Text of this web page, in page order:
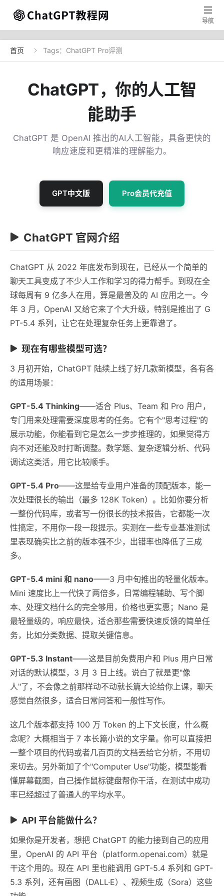

导航
首页  Tags：ChatGPT Pro评测
ChatGPT，你的人工智
能助手
ChatGPT 是 OpenAI 推出的AI人工智能，具备更快的
响应速度和更精准的理解能力。
GPT中文版 Pro会员代充值
ChatGPT 官网介绍
ChatGPT 从 2022 年底发布到现在，已经从一个简单的
聊天工具变成了不少人工作和学习的得力帮手。到现在全
球每周有 9 亿多人在用，算是最普及的 AI 应用之一。今
年 3 月，OpenAI 又给它来了个大升级，特别是推出了 G
PT-5.4 系列，让它在处理复杂任务上更靠谱了。
现在有哪些模型可选？
3 月初开始，ChatGPT 陆续上线了好几款新模型，各有各
的适用场景：
GPT-5.4 Thinking——适合 Plus、Team 和 Pro 用户，
专门用来处理需要深度思考的任务。它有个"思考过程"的
展示功能，你能看到它是怎么一步步推理的，如果觉得方
向不对还能及时打断调整。数学题、复杂逻辑分析、代码
调试这类活，用它比较顺手。
GPT-5.4 Pro——这是给专业用户准备的顶配版本，能一
次处理很长的输出（最多 128K Token）。比如你要分析
一整份代码库，或者写一份很长的技术报告，它都能一次
性搞定，不用你一段一段提示。实测在一些专业基准测试
里表现确实比之前的版本强不少，出错率也降低了三成
多。
GPT-5.4 mini 和 nano——3 月中旬推出的轻量化版本。
Mini 速度比上一代快了两倍多，日常编程辅助、写个脚
本、处理文档什么的完全够用，价格也更实惠；Nano 是
最轻量级的，响应最快，适合那些需要快速反馈的简单任
务，比如分类数据、提取关键信息。
GPT-5.3 Instant——这是目前免费用户和 Plus 用户日常
对话的默认模型，3 月 3 日上线。说白了就是更"像
人"了，不会像之前那样动不动就长篇大论给你上课，聊天
感觉自然很多，适合日常问答和一般性写作。
这几个版本都支持 100 万 Token 的上下文长度，什么概
念呢？大概相当于 7 本长篇小说的文字量。你可以直接把
一整个项目的代码或者几百页的文档丢给它分析，不用切
来切去。另外新加了个"Computer Use"功能，模型能看
懂屏幕截图，自己操作鼠标键盘帮你干活，在测试中成功
率已经超过了普通人的平均水平。
API 平台能做什么？
如果你是开发者，想把 ChatGPT 的能力接到自己的应用
里，OpenAI 的 API 平台（platform.openai.com）就是
干这个用的。现在 API 里也能调用 GPT-5.4 系列和 GPT-
5.3 系列，还有画图（DALL·E）、视频生成（Sora）这些